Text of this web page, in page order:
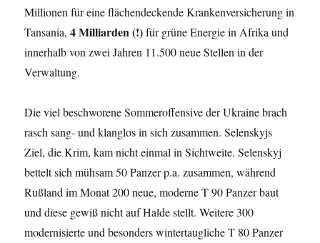
Millionen für eine flächendeckende Krankenversicherung in
Tansania,4 Milliarden (!)für grüne Energie in Afrika und
innerhalb von zwei Jahren 11.500 neue Stellen in der
Verwaltung.
Die viel beschworene Sommeroffensive der Ukraine brach
rasch sang- und klanglos in sich zusammen. Selenskyjs
Ziel, die Krim, kam nicht einmal in Sichtweite. Selenskyj
bettelt sich mühsam 50 Panzer p.a. zusammen, während
Rußland im Monat 200 neue, moderne T 90 Panzer baut
und diese gewiß nicht auf Halde stellt. Weitere 300
modernisierte und besonders wintertaugliche T 80 Panzer